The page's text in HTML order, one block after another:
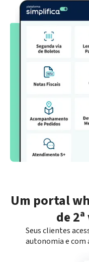
Um portal
de
Seus clientes
autonomia e com